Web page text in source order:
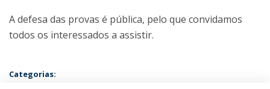
A defesa das provas é pública, pelo que convidamos
todos os interessados a assistir.
Categorias: